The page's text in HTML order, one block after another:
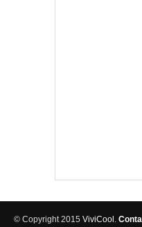
© Copyright 2015 ViviCool.